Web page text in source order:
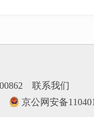
联系我们
京公网安备